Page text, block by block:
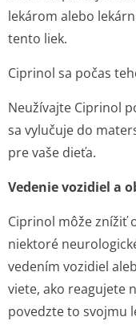
lekárom alebo
tento liek.
Ciprinol sa počas
Neužívajte Ciprinol
sa vylučuje do
pre vaše dieťa.
Vedenie vozidiel a
Ciprinol môže znížiť
niektoré
vedením vozidiel
viete, ako reagujete
povedzte to svojmu